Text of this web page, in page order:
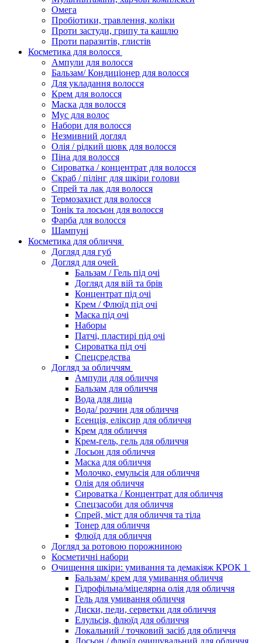
Омега
Пробіотики, травлення, коліки
Проти застуди, грипу та кашлю
Проти паразитів, глистів
Косметика для волосся
Ампули для волосся
Бальзам/ Кондиціонер для волосся
Для укладання волосся
Крем для волосся
Маска для волосся
Мус для волос
Набори для волосся
Незмивний догляд
Олія / рідкий шовк для волосся
Піна для волосся
Сироватка / концентрат для волосся
Скраб / пілінг для шкіри голови
Спрей та лак для волосся
Термозахист для волосся
Тонік та лосьон для волосся
Фарба для волосся
Шампуні
Косметика для обличчя
Догляд для губ
Догляд для очей
Бальзам / Гель під очі
Догляд для вій та брів
Концентрат під очі
Крем / Флюїд під очі
Маска під очі
Наборы
Патчі, пластирі під очі
Сироватка під очі
Спецсредства
Догляд за обличчям
Ампули для обличчя
Бальзам для обличчя
Вода для лица
Вода/ розчин для обличчя
Есенція, еліксир для обличчя
Крем для обличчя
Крем-гель, гель для обличчя
Лосьон для обличчя
Маска для обличчя
Молочко, емульсія для обличчя
Олія для обличчя
Сироватка / Концентрат для обличчя
Спецзасоби для обличчя
Спрей, міст для обличчя та тіла
Тонер для обличчя
Флюїд для обличчя
Догляд за ротовою порожниною
Косметичні набори
Очищення шкіри: умивання та демакіяж КРОК 1
Бальзам/ крем для умивання обличчя
Гідрофільна/міцелярна олія для обличчя
Гель для умивання обличчя
Диски, педи, серветки для обличчя
Елульсія, флюїд для обличчя
Локальний / точковий засіб для обличчя
Лосьон / флюїд очищувальний для обличчя